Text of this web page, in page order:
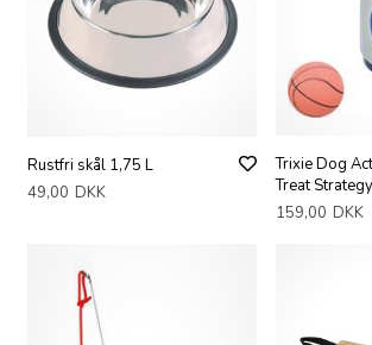
Rustfri skål 1,75 L
49,00 DKK
Trixie Dog
Treat
159,00 DKK